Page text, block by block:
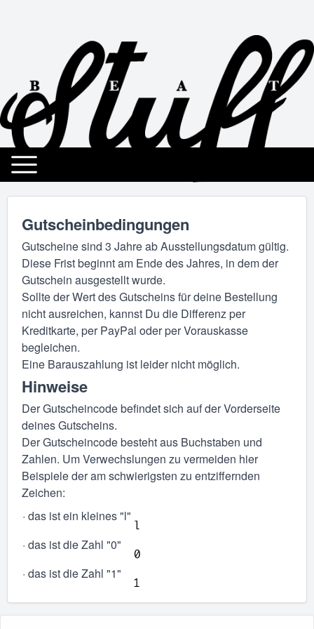
Gutscheinbedingungen
Gutscheine sind 3 Jahre ab Ausstellungsdatum gültig.
Diese Frist beginnt am Ende des Jahres, in dem der
Gutschein ausgestellt wurde.
Sollte der Wert des Gutscheins für deine Bestellung
nicht ausreichen, kannst Du die Differenz per
Kreditkarte, per PayPal oder per Vorauskasse
begleichen.
Eine Barauszahlung ist leider nicht möglich.
Hinweise
Der Gutscheincode befindet sich auf der Vorderseite
deines Gutscheins.
Der Gutscheincode besteht aus Buchstaben und
Zahlen. Um Verwechslungen zu vermeiden hier
Beispiele der am schwierigsten zu entziffernden
Zeichen:
· das ist ein kleines "l"
· das ist die Zahl "0"
· das ist die Zahl "1"